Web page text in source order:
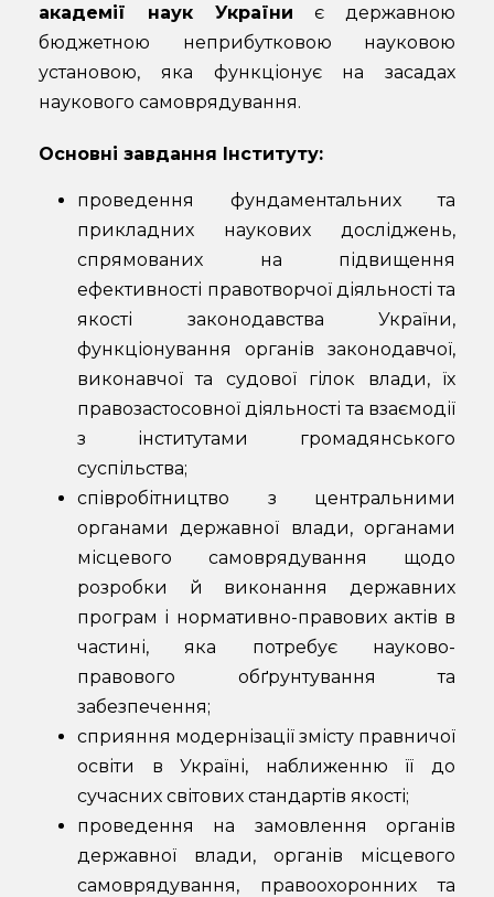
академії наук України є державною
бюджетною неприбутковою науковою
установою, яка функціонує на засадах
наукового самоврядування.
Основні завдання Інституту:
проведення фундаментальних та
прикладних наукових досліджень,
спрямованих на підвищення
ефективності правотворчої діяльності та
якості законодавства України,
функціонування органів законодавчої,
виконавчої та судової гілок влади, їх
правозастосовної діяльності та взаємодії
з інститутами громадянського
суспільства;
співробітництво з центральними
органами державної влади, органами
місцевого самоврядування щодо
розробки й виконання державних
програм і нормативно-правових актів в
частині, яка потребує науково-
правового обґрунтування та
забезпечення;
сприяння модернізації змісту правничої
освіти в Україні, наближенню її до
сучасних світових стандартів якості;
проведення на замовлення органів
державної влади, органів місцевого
самоврядування, правоохоронних та